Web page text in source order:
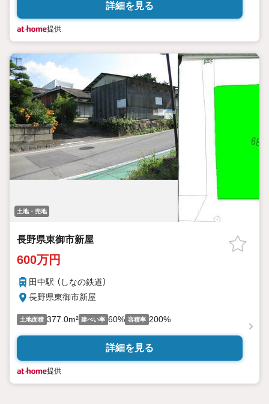
詳細を見る
提供
土地・売地
長野県東御市新屋
600万円
田中駅 （しなの鉄道）
長野県東御市新屋
土地面積 377.0m² 建ぺい率 60% 容積率 200%
詳細を見る
提供